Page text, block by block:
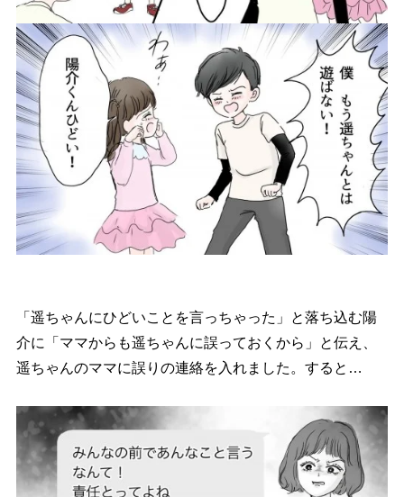
「遥ちゃんにひどいことを言っちゃった」と落ち込む陽
介に「ママからも遥ちゃんに誤っておくから」と伝え、
遥ちゃんのママに誤りの連絡を入れました。すると…